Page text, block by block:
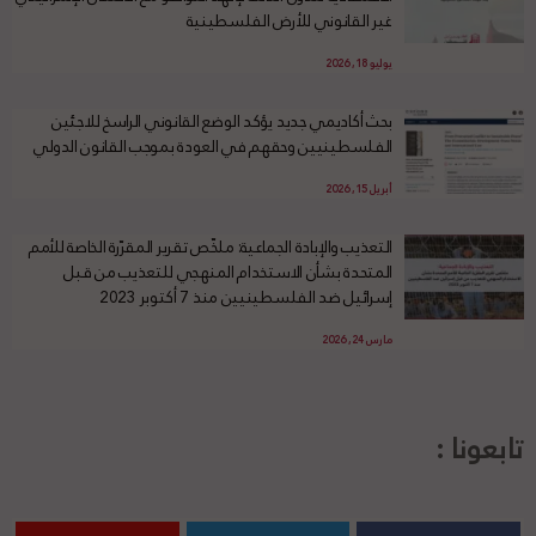
غير القانوني للأرض الفلسطينية
يوليو 18, 2026
بحث أكاديمي جديد يؤكد الوضع القانوني الراسخ للاجئين
الفلسطينيين وحقهم في العودة بموجب القانون الدولي
أبريل 15, 2026
التعذيب والإبادة الجماعية: ملخّص تقرير المقرّرة الخاصة للأمم
المتحدة بشأن الاستخدام المنهجي للتعذيب من قبل
إسرائيل ضد الفلسطينيين منذ 7 أكتوبر 2023
مارس 24, 2026
تابعونا :